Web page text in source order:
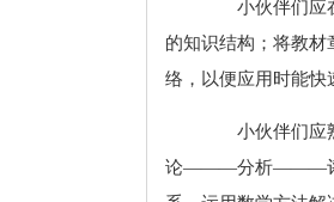
小伙伴们应在
的知识结构；将教材
络，以便应用时能快
小伙伴们应
论———分析———评价